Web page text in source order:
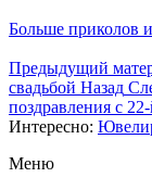
Больше приколов
Предыдущий
свадьбой Назад
поздравления с
Интересно:
Меню